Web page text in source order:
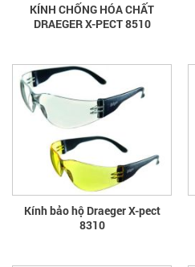
KÍNH CHỐNG HÓA CHẤT
DRAEGER X-PECT 8510
Kính bảo hộ Draeger X-pect
8310